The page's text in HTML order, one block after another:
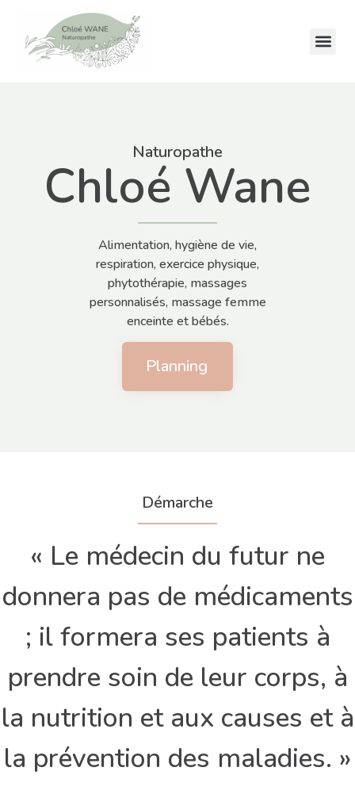
Naturopathe
Chloé Wane
Alimentation, hygiène de vie,
respiration, exercice physique,
phytothérapie, massages
personnalisés, massage femme
enceinte et bébés.
Planning
Démarche
« Le médecin du futur ne
donnera pas de médicaments
; il formera ses patients à
prendre soin de leur corps, à
la nutrition et aux causes et à
la prévention des maladies. »